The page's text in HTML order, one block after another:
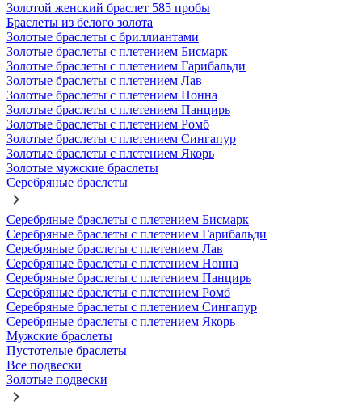
Золотой женский браслет 585 пробы
Браслеты из белого золота
Золотые браслеты с бриллиантами
Золотые браслеты с плетением Бисмарк
Золотые браслеты с плетением Гарибальди
Золотые браслеты с плетением Лав
Золотые браслеты с плетением Нонна
Золотые браслеты с плетением Панцирь
Золотые браслеты с плетением Ромб
Золотые браслеты с плетением Сингапур
Золотые браслеты с плетением Якорь
Золотые мужские браслеты
Серебряные браслеты
Серебряные браслеты с плетением Бисмарк
Серебряные браслеты с плетением Гарибальди
Серебряные браслеты с плетением Лав
Серебряные браслеты с плетением Нонна
Серебряные браслеты с плетением Панцирь
Серебряные браслеты с плетением Ромб
Серебряные браслеты с плетением Сингапур
Серебряные браслеты с плетением Якорь
Мужские браслеты
Пустотелые браслеты
Все подвески
Золотые подвески